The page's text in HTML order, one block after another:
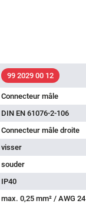
99 2029 00 12
Connecteur mâle
DIN EN 61076-2-106
Connecteur mâle droite
visser
souder
IP40
max. 0,25 mm² / AWG 24